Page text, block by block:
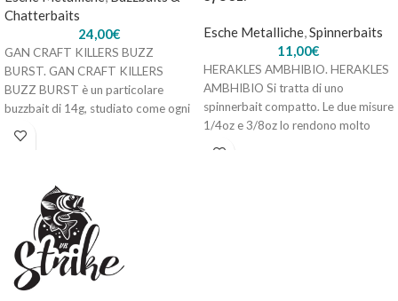
AGGIUNGI AL
CARRELLO
Chatterbaits
24,00€
GAN CRAFT KILLERS BUZZ
BURST. GAN CRAFT KILLERS
BUZZ BURST è un particolare
buzzbait di 14g, studiato come ogni
Esche Metalliche,Spinnerbaits
11,00€
HERAKLES AMBHIBIO. HERAKLES
AMBHIBIO Si tratta di uno
spinnerbait compatto. Le due misure
1/4oz e 3/8oz lo rendono molto